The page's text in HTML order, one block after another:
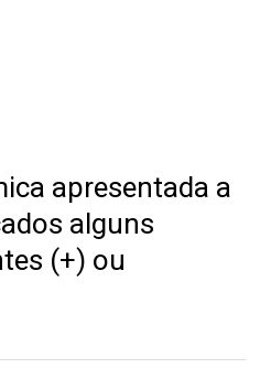
apresentada a
alguns
(+) ou